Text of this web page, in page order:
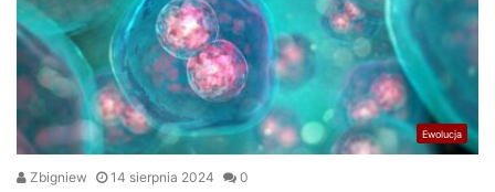
Ewolucja
Zbigniew 14 sierpnia 2024 0